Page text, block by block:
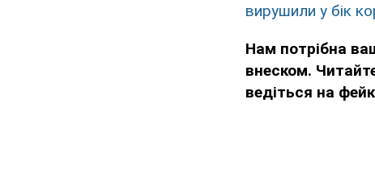
вирушили у бік
Нам потрібна
внеском.
ведіться на